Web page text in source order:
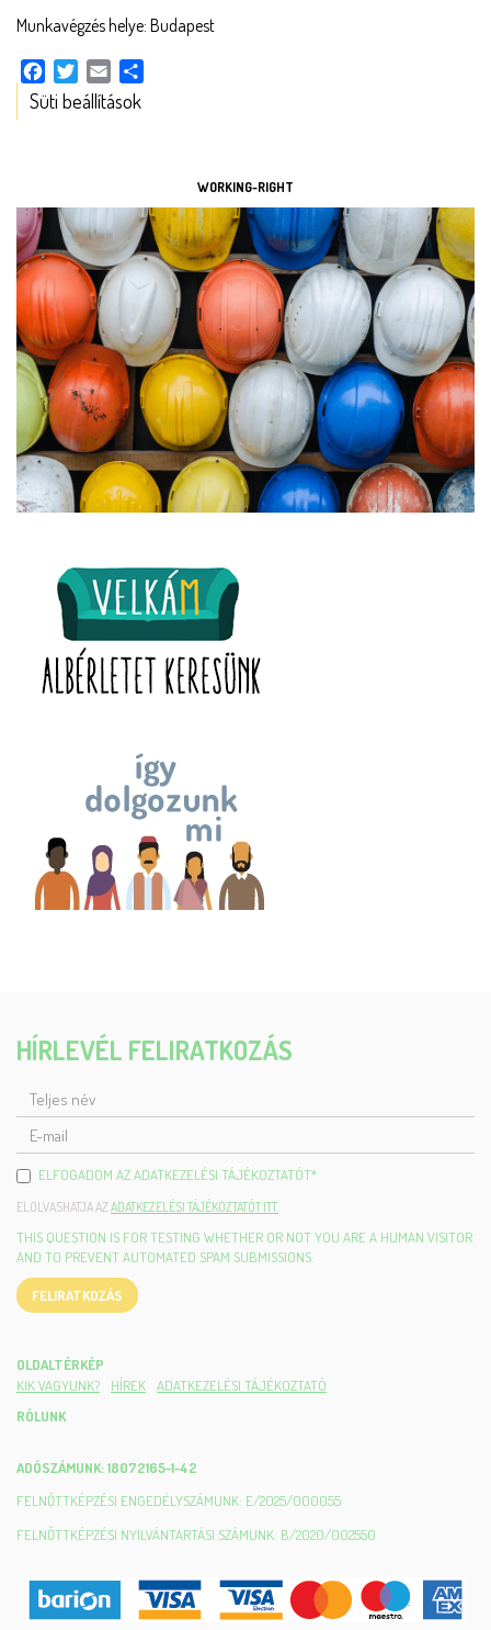
Munkavégzés helye: Budapest
Facebook
TwitterEmail
ESZKÖZÖK
Süti beállítások
WORKING-RIGHT
HÍRLEVÉL FELIRATKOZÁS
TELJES
NÉV
MAIL
ELFOGADOM AZ ADATKEZELÉSI TÁJÉKOZTATÓT*
ELOLVASHATJA AZ ADATKEZELÉSI TÁJÉKOZTATÓT ITT.
THIS QUESTION IS FOR TESTING WHETHER OR NOT YOU ARE A HUMAN VISITOR
AND TO PREVENT AUTOMATED SPAM SUBMISSIONS.
FELIRATKOZÁS
OLDALTÉRKÉP
KIK VAGYUNK?
HÍREK
ADATKEZELÉSI TÁJÉKOZTATÓ
RÓLUNK
ADÓSZÁMUNK: 18072165-1-42
FELNŐTTKÉPZÉSI ENGEDÉLYSZÁMUNK: E/2025/000055
FELNŐTTKÉPZÉSI NYILVÁNTARTÁSI SZÁMUNK: B/2020/002550